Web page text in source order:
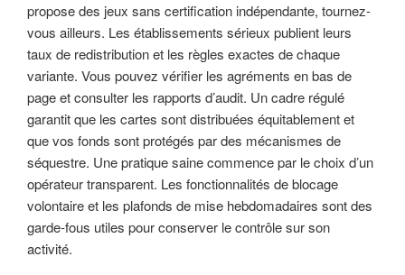
propose des jeux sans certification indépendante, tournez-
vous ailleurs. Les établissements sérieux publient leurs
taux de redistribution et les règles exactes de chaque
variante. Vous pouvez vérifier les agréments en bas de
page et consulter les rapports d’audit. Un cadre régulé
garantit que les cartes sont distribuées équitablement et
que vos fonds sont protégés par des mécanismes de
séquestre. Une pratique saine commence par le choix d’un
opérateur transparent. Les fonctionnalités de blocage
volontaire et les plafonds de mise hebdomadaires sont des
garde-fous utiles pour conserver le contrôle sur son
activité.